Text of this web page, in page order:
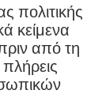
πολιτικής
κείμενα
από τη